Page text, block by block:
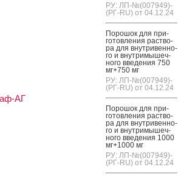
АГ
РУ: ЛП-№(007949)-
(РГ-RU) от 04.12.24
По­рошок для при­
готов­ле­ния рас­тво­
ра для внут­ри­вен­но­
го и внут­ри­мышеч­
но­го вве­дения 750
мг+750 мг
РУ: ЛП-№(007949)-
(РГ-RU) от 04.12.24
По­рошок для при­
готов­ле­ния рас­тво­
ра для внут­ри­вен­но­
го и внут­ри­мышеч­
но­го вве­дения 1000
мг+1000 мг
РУ: ЛП-№(007949)-
(РГ-RU) от 04.12.24